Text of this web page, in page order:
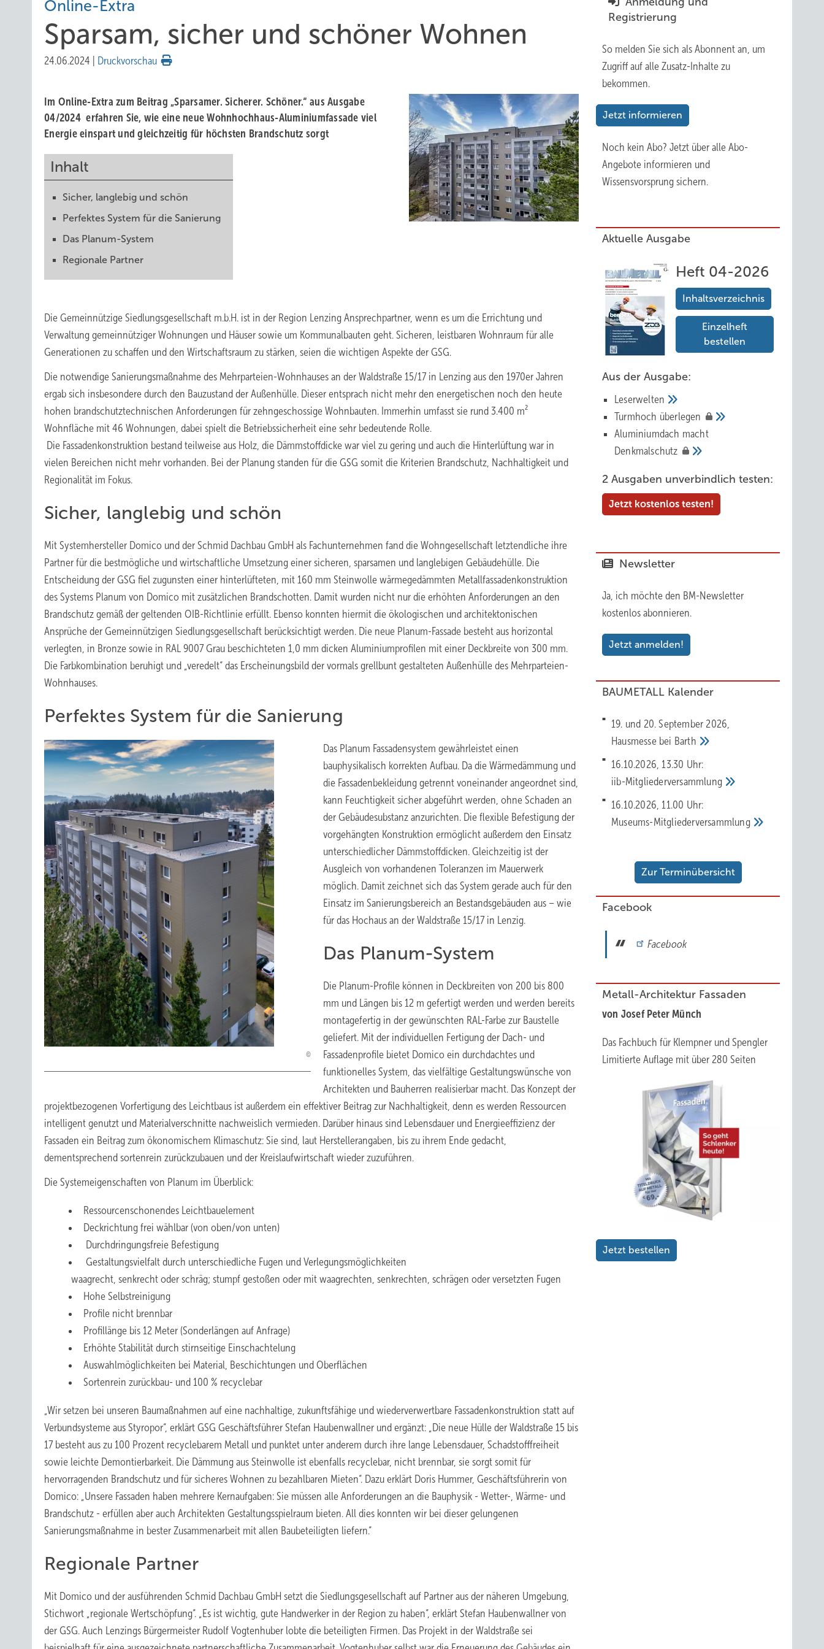
Online-Extra
Sparsam, sicher und schöner Wohnen
24.06.2024 Druckvorschau
Im Online-Extra zum Beitrag „Sparsamer. Sicherer. Schöner.“ aus Ausgabe
04/2024 erfahren Sie, wie eine neue Wohnhochhaus-Aluminiumfassade viel
Energie einspart und gleichzeitig für höchsten Brandschutz sorgt
Inhalt
Sicher, langlebig und schön
Perfektes System für die Sanierung
Das Planum-System
Regionale Partner
Die Gemeinnützige Siedlungsgesellschaft m.b.H. ist in der Region Lenzing Ansprechpartner, wenn es um die Errichtung und
Verwaltung gemeinnütziger Wohnungen und Häuser sowie um Kommunalbauten geht. Sicheren, leistbaren Wohnraum für alle
Generationen zu schaffen und den Wirtschaftsraum zu stärken, seien die wichtigen Aspekte der GSG.
Die notwendige Sanierungsmaßnahme des Mehrparteien-Wohnhauses an der Waldstraße 15/17 in Lenzing aus den 1970er Jahren
ergab sich insbesondere durch den Bauzustand der Außenhülle. Dieser entsprach nicht mehr den energetischen noch den heute
hohen brandschutztechnischen Anforderungen für zehngeschossige Wohnbauten. Immerhin umfasst sie rund 3.400 m²
Wohnfläche mit 46 Wohnungen, dabei spielt die Betriebssicherheit eine sehr bedeutende Rolle.
Die Fassadenkonstruktion bestand teilweise aus Holz, die Dämmstoffdicke war viel zu gering und auch die Hinterlüftung war in
vielen Bereichen nicht mehr vorhanden. Bei der Planung standen für die GSG somit die Kriterien Brandschutz, Nachhaltigkeit und
Regionalität im Fokus.
Sicher, langlebig und schön
Mit Systemhersteller Domico und der Schmid Dachbau GmbH als Fachunternehmen fand die Wohngesellschaft letztendliche ihre
Partner für die bestmögliche und wirtschaftliche Umsetzung einer sicheren, sparsamen und langlebigen Gebäudehülle. Die
Entscheidung der GSG fiel zugunsten einer hinterlüfteten, mit 160 mm Steinwolle wärmegedämmten Metallfassadenkonstruktion
des Systems Planum von Domico mit zusätzlichen Brandschotten. Damit wurden nicht nur die erhöhten Anforderungen an den
Brandschutz gemäß der geltenden OIB-Richtlinie erfüllt. Ebenso konnten hiermit die ökologischen und architektonischen
Ansprüche der Gemeinnützigen Siedlungsgesellschaft berücksichtigt werden. Die neue Planum-Fassade besteht aus horizontal
verlegten, in Bronze sowie in RAL 9007 Grau beschichteten 1,0 mm dicken Aluminiumprofilen mit einer Deckbreite von 300 mm.
Die Farbkombination beruhigt und „veredelt“ das Erscheinungsbild der vormals grellbunt gestalteten Außenhülle des Mehrparteien-
Wohnhauses.
Perfektes System für die Sanierung
Das Planum Fassadensystem gewährleistet einen
bauphysikalisch korrekten Aufbau. Da die Wärmedämmung und
die Fassadenbekleidung getrennt voneinander angeordnet sind,
kann Feuchtigkeit sicher abgeführt werden, ohne Schaden an
der Gebäudesubstanz anzurichten. Die flexible Befestigung der
vorgehängten Konstruktion ermöglicht außerdem den Einsatz
unterschiedlicher Dämmstoffdicken. Gleichzeitig ist der
Ausgleich von vorhandenen Toleranzen im Mauerwerk
möglich. Damit zeichnet sich das System gerade auch für den
Einsatz im Sanierungsbereich an Bestandsgebäuden aus – wie
für das Hochaus an der Waldstraße 15/17 in Lenzig.
Das Planum-System
Die Planum-Profile können in Deckbreiten von 200 bis 800
mm und Längen bis 12 m gefertigt werden und werden bereits
montagefertig in der gewünschten RAL-Farbe zur Baustelle
geliefert. Mit der individuellen Fertigung der Dach- und
Fassadenprofile bietet Domico ein durchdachtes und
funktionelles System, das vielfältige Gestaltungswünsche von
Architekten und Bauherren realisierbar macht. Das Konzept der
projektbezogenen Vorfertigung des Leichtbaus ist außerdem ein effektiver Beitrag zur Nachhaltigkeit, denn es werden Ressourcen
intelligent genutzt und Materialverschnitte nachweislich vermieden. Darüber hinaus sind Lebensdauer und Energieeffizienz der
Fassaden ein Beitrag zum ökonomischem Klimaschutz: Sie sind, laut Herstellerangaben, bis zu ihrem Ende gedacht,
dementsprechend sortenrein zurückzubauen und der Kreislaufwirtschaft wieder zuzuführen.
Die Systemeigenschaften von Planum im Überblick:
Ressourcenschonendes Leichtbauelement
Deckrichtung frei wählbar (von oben/von unten)
Durchdringungsfreie Befestigung
Gestaltungsvielfalt durch unterschiedliche Fugen und Verlegungsmöglichkeiten
waagrecht, senkrecht oder schräg; stumpf gestoßen oder mit waagrechten, senkrechten, schrägen oder versetzten Fugen
Hohe Selbstreinigung
Profile nicht brennbar
Profillänge bis 12 Meter (Sonderlängen auf Anfrage)
Erhöhte Stabilität durch stirnseitige Einschachtelung
Auswahlmöglichkeiten bei Material, Beschichtungen und Oberflächen
Sortenrein zurückbau- und 100 % recyclebar
„Wir setzen bei unseren Baumaßnahmen auf eine nachhaltige, zukunftsfähige und wiederverwertbare Fassadenkonstruktion statt auf
Verbundsysteme aus Styropor“, erklärt GSG Geschäftsführer Stefan Haubenwallner und ergänzt: „Die neue Hülle der Waldstraße 15 bis
17 besteht aus zu 100 Prozent recyclebarem Metall und punktet unter anderem durch ihre lange Lebensdauer, Schadstofffreiheit
sowie leichte Demontierbarkeit. Die Dämmung aus Steinwolle ist ebenfalls recyclebar, nicht brennbar, sie sorgt somit für
hervorragenden Brandschutz und für sicheres Wohnen zu bezahlbaren Mieten“. Dazu erklärt Doris Hummer, Geschäftsführerin von
Domico: „Unsere Fassaden haben mehrere Kernaufgaben: Sie müssen alle Anforderungen an die Bauphysik - Wetter-, Wärme- und
Brandschutz - erfüllen aber auch Architekten Gestaltungsspielraum bieten. All dies konnten wir bei dieser gelungenen
Sanierungsmaßnahme in bester Zusammenarbeit mit allen Baubeteiligten liefern.“
Regionale Partner
Mit Domico und der ausführenden Schmid Dachbau GmbH setzt die Siedlungsgesellschaft auf Partner aus der näheren Umgebung,
Stichwort „regionale Wertschöpfung“. „Es ist wichtig, gute Handwerker in der Region zu haben“, erklärt Stefan Haubenwallner von
der GSG. Auch Lenzings Bürgermeister Rudolf Vogtenhuber lobte die beteiligten Firmen. Das Projekt in der Waldstraße sei
Registrierung
So melden Sie sich als Abonnent an, um
Zugriff auf alle Zusatz-Inhalte zu
bekommen.
Jetzt informieren
Noch kein Abo? Jetzt über alle Abo-
Angebote informieren und
Wissensvorsprung sichern.
Aktuelle Ausgabe
Heft 04-2026
Inhaltsverzeichnis
Einzelheft
bestellen
Aus der Ausgabe:
Leserwelten
Tur mhoch überlegen
Aluminiumdach macht
Denkmalschutz
2 Ausgaben unverbindlich testen:
Jetzt kostenlos testen!
Newsletter
Ja, ich möchte den BM-Newsletter
kostenlos abonnieren.
Jetzt anmelden!
BAUMETALL Kalender
19. und 20. September 2026,
Hausmesse bei Barth
16.10.2026, 13.30 Uhr:
iib-Mitgliederversammlung
16.10.2026, 11.00 Uhr:
Museums-Mitgliederversammlung
Zur Terminübersicht
Facebook
Facebook
Metall-Architektur Fassaden
von Josef Peter Münch
Das Fachbuch für Klempner und Spengler
Limitierte Auflage mit über 280 Seiten
Jetzt bestellen